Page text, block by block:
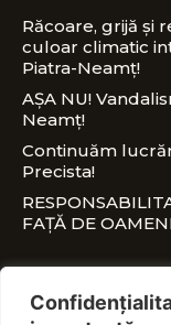
Răcoare, grijă și
culoar climatic
Piatra-Neamț!
AȘA NU!
Neamț!
Continuăm
Precista!
FAȚĂ DE
CONTACT